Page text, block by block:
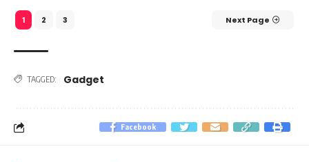
1 2 3 Next Page
TAGGED: Gadget
Facebook